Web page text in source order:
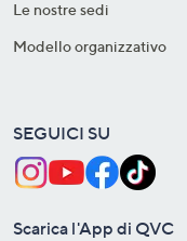
Le nostre sedi
Modello organizzativo
SEGUICI SU
Scarica l'App di QVC